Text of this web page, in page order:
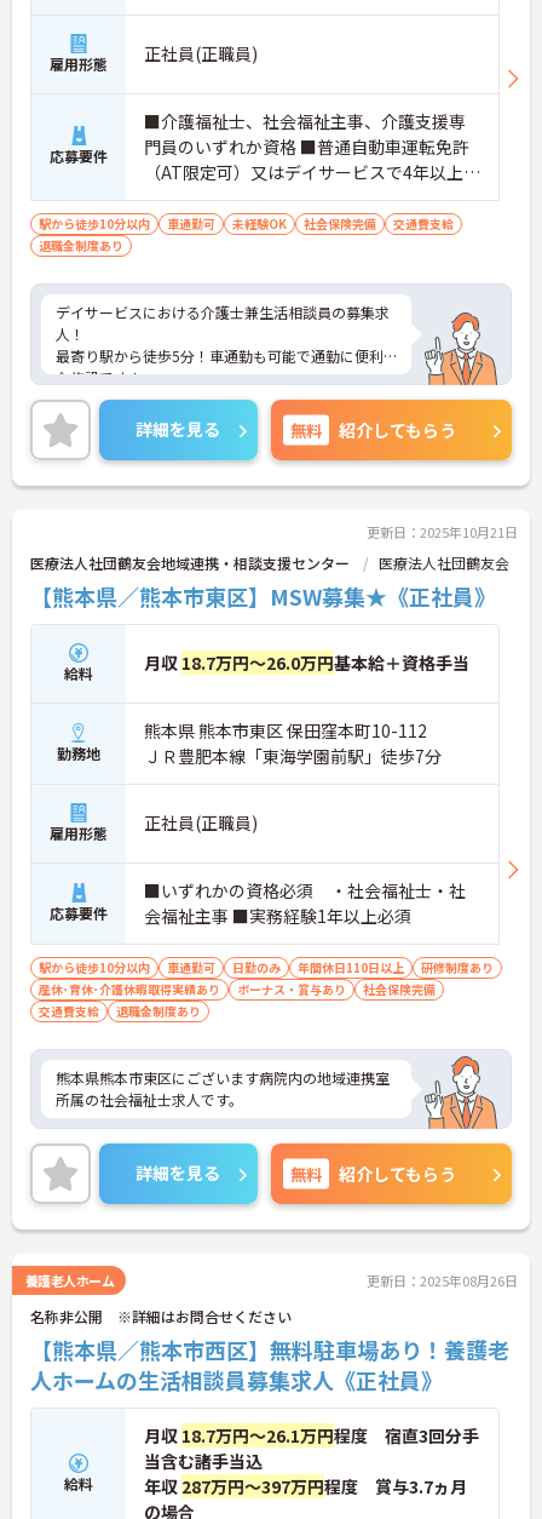
雇用形態 正社員(正職員)
応募要件
■介護福祉士、社会福祉主事、介護支援専
門員のいずれか資格 ■普通自動車運転免許
（AT限定可）又はデイサービスで4年以上勤
務（通算でも可）
駅から徒歩10分以内 車通勤可 未経験OK 社会保険完備
交通費支給
退職金制度あり
デイサービスにおける介護士兼生活相談員の募集求
人！
最寄り駅から徒歩5分！車通勤も可能で通勤に便利
な施設です！
ご興味ある方には、面接のポイントなど、さらに詳
細をお話致しますのでお気軽にご相談ください。
詳細を見る 無料 紹介してもらう
更新日：2025年10月21日
医療法人社団鶴友会地域連携・相談支援センター 医療法人社団鶴友会
【熊本県／熊本市東区】MSW募集★《正社員》
給料 月収 18.7万円～26.0万円基本給＋資格手当
勤務地
熊本県 熊本市東区 保田窪本町10-112
ＪＲ豊肥本線「東海学園前駅」徒歩7分
雇用形態 正社員(正職員)
応募要件
■いずれかの資格必須 ・社会福祉士・社
会福祉主事 ■実務経験1年以上必須
駅から徒歩10分以内 車通勤可 日勤のみ 年間休日110日以上
研修制度あり
産休･育休･介護休暇取得実績あり
ボーナス・賞与あり
社会保険完備
交通費支給
退職金制度あり
熊本県熊本市東区にございます病院内の地域連携室
所属の社会福祉士求人です。
詳細を見る 無料 紹介してもらう
養護老人ホーム 更新日：2025年08月26日
名称非公開 ※詳細はお問合せください
【熊本県／熊本市西区】無料駐車場あり！養護老
人ホームの生活相談員募集求人《正社員》
給料
月収 18.7万円～26.1万円程度 宿直3回分手
当含む諸手当込
年収 287万円～397万円程度 賞与3.7ヵ月
の場合